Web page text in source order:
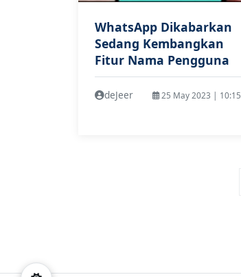
WhatsApp Dikabarkan
Sedang Kembangkan
Fitur Nama Pengguna
deJeer 25 May 2023 | 10:15